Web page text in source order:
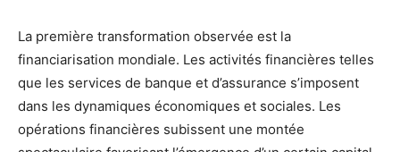
La première transformation observée est la
financiarisation mondiale. Les activités financières telles
que les services de banque et d’assurance s’imposent
dans les dynamiques économiques et sociales. Les
opérations financières subissent une montée